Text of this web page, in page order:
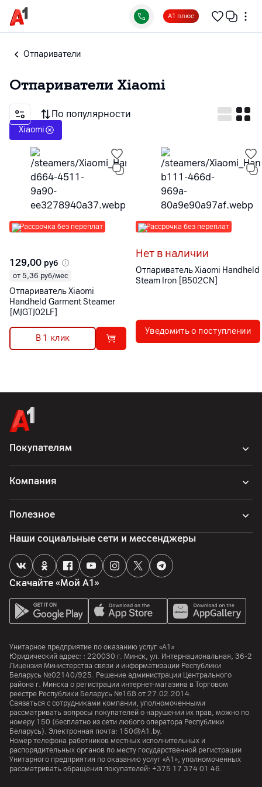
А1 плюс
Отпариватели
Отпариватели Xiaomi
По популярности
Xiaomi
Рассрочка без переплат
129,00 руб
от 5,36 руб/мес
Отпариватель Xiaomi
Handheld Garment Steamer
[MJGTJ02LF]
В 1 клик
Рассрочка без переплат
Нет в наличии
Отпариватель Xiaomi Handheld
Steam Iron [B502CN]
Уведомить о поступлении
Покупателям
Компания
Полезное
Скачайте «Мой А1»
Наши социальные сети и мессенджеры
Унитарное предприятие по оказанию услуг «А1»
Юридический адрес: : 220030 г. Минск, ул. Интернациональная, 36-2
Лицензия Министерства связи и информатизации Республики
Беларусь №02140/925. Решение администрации Центрального
района г. Минска о регистрации интернет-магазина в Торговом
реестре Республики Беларусь №168 от 27.02.2014.
Связаться с сотрудниками компании, уполномоченными
рассматривать вопросы покупателей о нарушении их прав, можно по
номеру 150 (бесплатно из сети любого оператора Республики
Беларусь). Электронная почта: 150@A1.by.
Номер телефона работников местных исполнительных и
распорядительных органов по месту государственной регистрации
Унитарного предприятия по оказанию услуг «А1», уполномоченных
рассматривать обращения покупателей: +375 17 374 01 46.